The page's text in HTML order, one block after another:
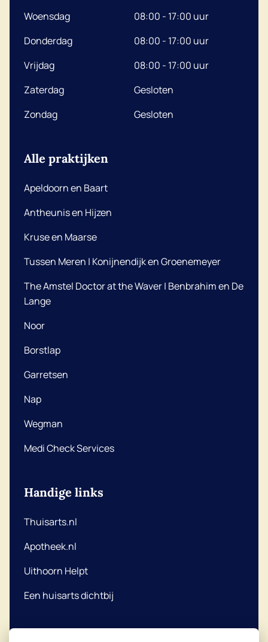
Woensdag
08:00 - 17:00 uur
Donderdag
08:00 - 17:00 uur
Vrijdag
08:00 - 17:00 uur
Zaterdag
Gesloten
Zondag
Gesloten
Alle praktijken
Apeldoorn en Baart
Antheunis en Hijzen
Kruse en Maarse
Tussen Meren | Konijnendijk en Groenemeyer
The Amstel Doctor at the Waver | Benbrahim en De
Lange
Noor
Borstlap
Garretsen
Nap
Wegman
Medi Check Services
Handige links
Thuisarts.nl
Apotheek.nl
Uithoorn Helpt
Een huisarts dichtbij